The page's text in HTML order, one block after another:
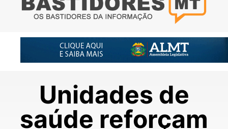
Unidades de
saúde reforçam